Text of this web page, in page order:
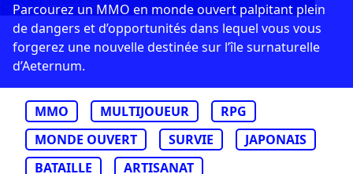
Parcourez un MMO en monde ouvert palpitant plein
de dangers et d’opportunités dans lequel vous vous
forgerez une nouvelle destinée sur l’île surnaturelle
d’Aeternum.
MMO MULTIJOUEUR
RPG
MONDE OUVERT
SURVIE
JAPONAIS
BATAILLE
ARTISANAT